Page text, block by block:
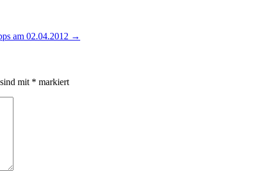
am 02.04.2012 →
mit * markiert